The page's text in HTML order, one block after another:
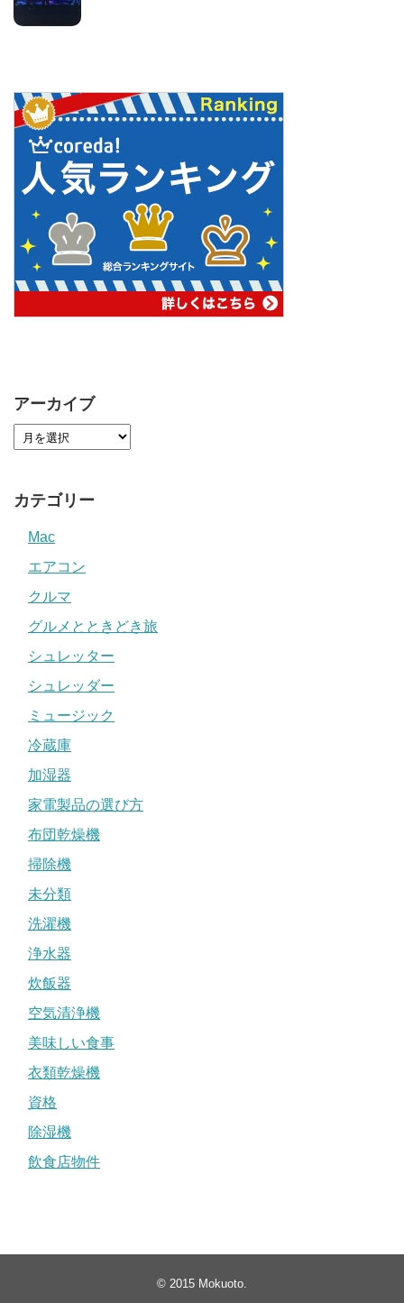
アーカイブ
カテゴリー
Mac
エアコン
クルマ
グルメとときどき旅
シュレッター
シュレッダー
ミュージック
冷蔵庫
加湿器
家電製品の選び方
布団乾燥機
掃除機
未分類
洗濯機
浄水器
炊飯器
空気清浄機
美味しい食事
衣類乾燥機
資格
除湿機
飲食店物件
© 2015 Mokuoto.